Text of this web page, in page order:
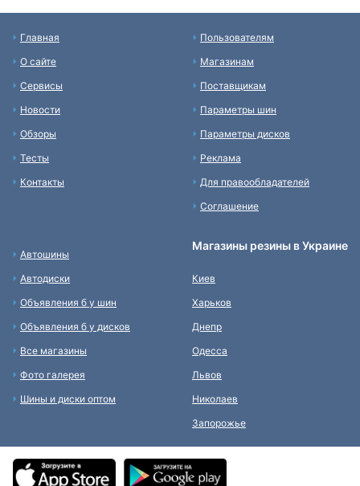
Главная
О сайте
Сервисы
Новости
Обзоры
Тесты
Контакты
Пользователям
Магазинам
Поставщикам
Параметры шин
Параметры дисков
Реклама
Для правообладателей
Соглашение
Автошины
Автодиски
Объявления б у шин
Объявления б у дисков
Все магазины
Фото галерея
Шины и диски оптом
Магазины резины в Украине
Киев
Харьков
Днепр
Одесса
Львов
Николаев
Запорожье